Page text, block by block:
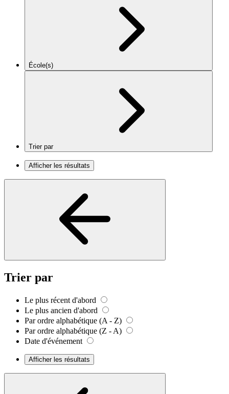
École(s)
Trier par
Afficher les résultats
Trier par
Le plus récent d'abord
Le plus ancien d'abord
Par ordre alphabétique (A - Z)
Par ordre alphabétique (Z - A)
Date d'événement
Afficher les résultats